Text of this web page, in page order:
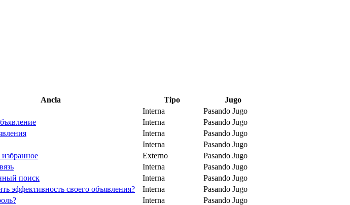
Ancla Tipo
Jugo
Interna
Pasando Jugo
Interna
Pasando Jugo
Interna
Pasando Jugo
Interna
Pasando Jugo
Externo
Pasando Jugo
Interna
Pasando Jugo
поиск
Interna
Pasando Jugo
эффективность своего объявления?
Interna
Pasando Jugo
Interna
Pasando Jugo